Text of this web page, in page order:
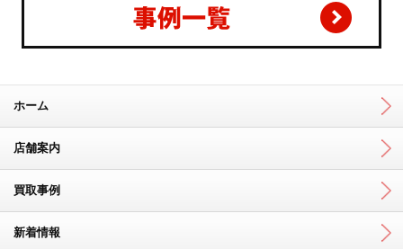
ホーム
店舗案内
買取事例
新着情報